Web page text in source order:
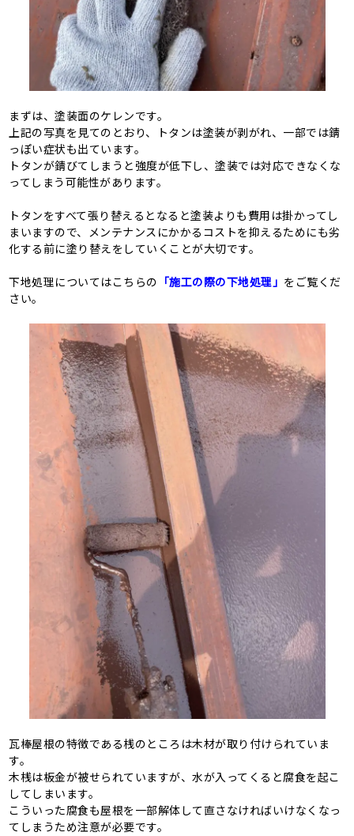
まずは、塗装面のケレンです。
上記の写真を見てのとおり、トタンは塗装が剥がれ、一部では錆
っぽい症状も出ています。
トタンが錆びてしまうと強度が低下し、塗装では対応できなくな
ってしまう可能性があります。
トタンをすべて張り替えるとなると塗装よりも費用は掛かってし
まいますので、メンテナンスにかかるコストを抑えるためにも劣
化する前に塗り替えをしていくことが大切です。
下地処理についてはこちらの 「施工の際の下地処理」 をご覧くだ
さい。
瓦棒屋根の特徴である桟のところは木材が取り付けられていま
す。
木桟は板金が被せられていますが、水が入ってくると腐食を起こ
してしまいます。
こういった腐食も屋根を一部解体して直さなければいけなくなっ
てしまうため注意が必要です。